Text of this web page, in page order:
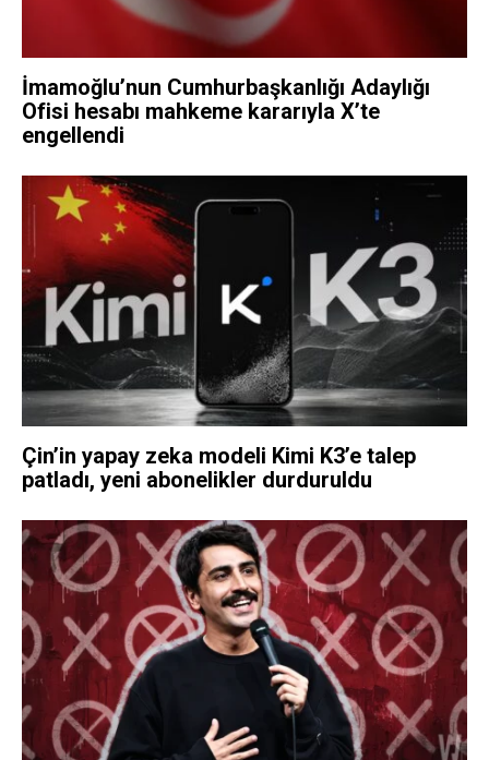
İmamoğlu’nun Cumhurbaşkanlığı Adaylığı
Ofisi hesabı mahkeme kararıyla X’te
engellendi
Çin’in yapay zeka modeli Kimi K3’e talep
patladı, yeni abonelikler durduruldu